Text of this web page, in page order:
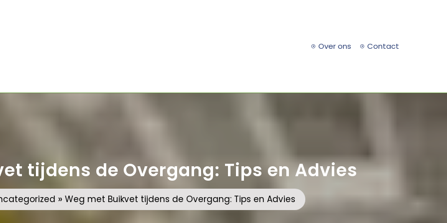
Over ons Contact
tijdens de Overgang: Tips en Advies
» Weg met Buikvet tijdens de Overgang: Tips en Advies